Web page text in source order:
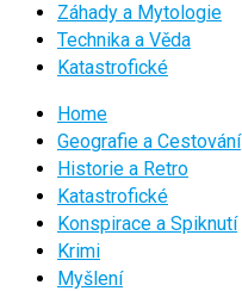
Záhady a Mytologie
Technika a Věda
Katastrofické
Home
Geografie a Cestování
Historie a Retro
Katastrofické
Konspirace a Spiknutí
Krimi
Myšlení